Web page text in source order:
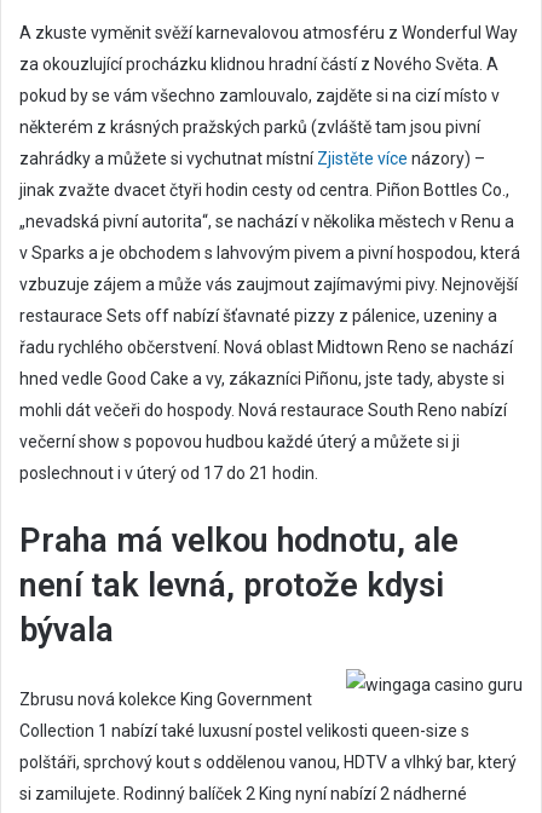
A zkuste vyměnit svěží karnevalovou atmosféru z Wonderful Way
za okouzlující procházku klidnou hradní částí z Nového Světa. A
pokud by se vám všechno zamlouvalo, zajděte si na cizí místo v
některém z krásných pražských parků (zvláště tam jsou pivní
zahrádky a můžete si vychutnat místníZjistěte více názory) –
jinak zvažte dvacet čtyři hodin cesty od centra. Piñon Bottles Co.,
„nevadská pivní autorita“, se nachází v několika městech v Renu a
v Sparks a je obchodem s lahvovým pivem a pivní hospodou, která
vzbuzuje zájem a může vás zaujmout zajímavými pivy. Nejnovější
restaurace Sets off nabízí šťavnaté pizzy z pálenice, uzeniny a
řadu rychlého občerstvení. Nová oblast Midtown Reno se nachází
hned vedle Good Cake a vy, zákazníci Piñonu, jste tady, abyste si
mohli dát večeři do hospody. Nová restaurace South Reno nabízí
večerní show s popovou hudbou každé úterý a můžete si ji
poslechnout i v úterý od 17 do 21 hodin.
Praha má velkou hodnotu, ale
není tak levná, protože kdysi
bývala
Zbrusu nová kolekce King Government
Collection 1 nabízí také luxusní postel velikosti queen-size s
polštáři, sprchový kout s oddělenou vanou, HDTV a vlhký bar, který
si zamilujete. Rodinný balíček 2 King nyní nabízí 2 nádherné